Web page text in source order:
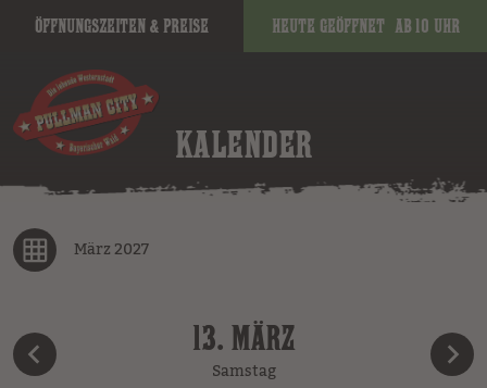
Öffnungszeiten & Preise Heute geöffnet ab 10 Uhr
KALENDER
März 2027
13. MÄRZ
Samstag